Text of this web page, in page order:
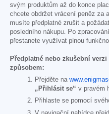
svým produktům až do konce
chcete obdržet vrácení peněz za
musíte předplatné zrušit a
posledního nákupu. Po
přestanete využívat plnou
Předplatné nebo zkušební
způsobem:
Přejděte na
„Přihlásit se“ v pravém
Přihlaste se pomocí